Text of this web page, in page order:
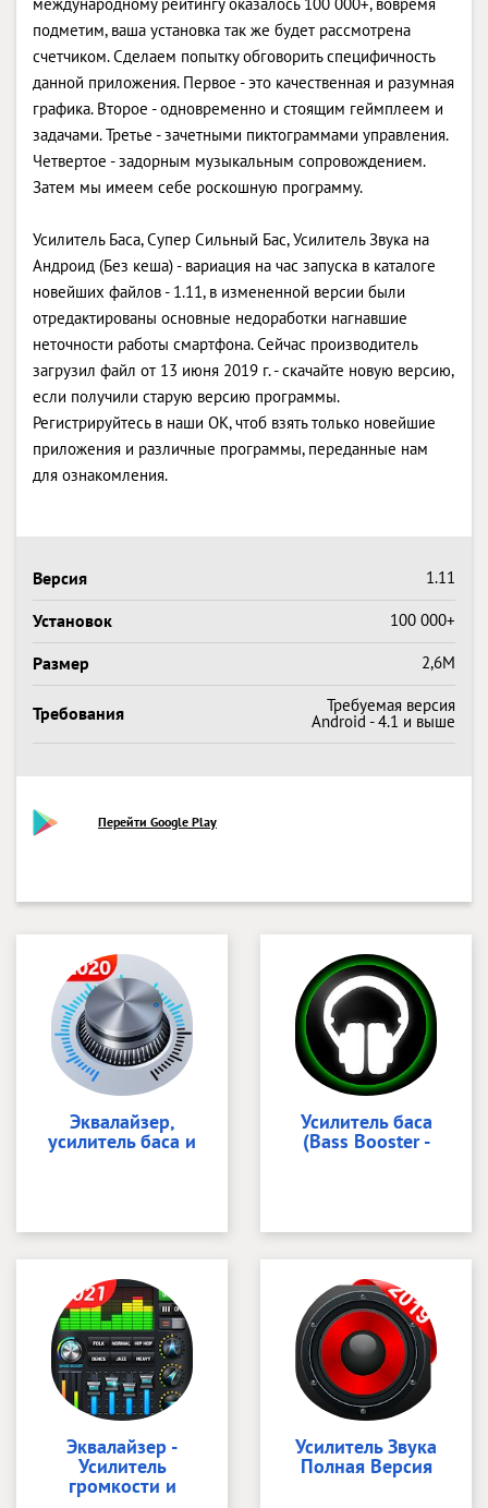
подметим, ваша установка так же будет рассмотрена
счетчиком. Сделаем попытку обговорить специфичность
данной приложения. Первое - это качественная и разумная
графика. Второе - одновременно и стоящим геймплеем и
задачами. Третье - зачетными пиктограммами управления.
Четвертое - задорным музыкальным сопровождением.
Затем мы имеем себе роскошную программу.
Усилитель Баса, Супер Сильный Бас, Усилитель Звука на
Андроид (Без кеша) - вариация на час запуска в каталоге
новейших файлов - 1.11, в измененной версии были
отредактированы основные недоработки нагнавшие
неточности работы смартфона. Сейчас производитель
загрузил файл от 13 июня 2019 г. - скачайте новую версию,
если получили старую версию программы.
Регистрируйтесь в наши OK, чтоб взять только новейшие
приложения и различные программы, переданные нам
для ознакомления.
Версия 1.11
Установок 100 000+
Размер 2,6M
Требования Требуемая версия
Android - 4.1 и выше
Перейти Google Play
Эквалайзер,
усилитель баса и
Усилитель баса
(Bass Booster -
Эквалайзер -
Усилитель
громкости и
Усилитель Звука
Полная Версия